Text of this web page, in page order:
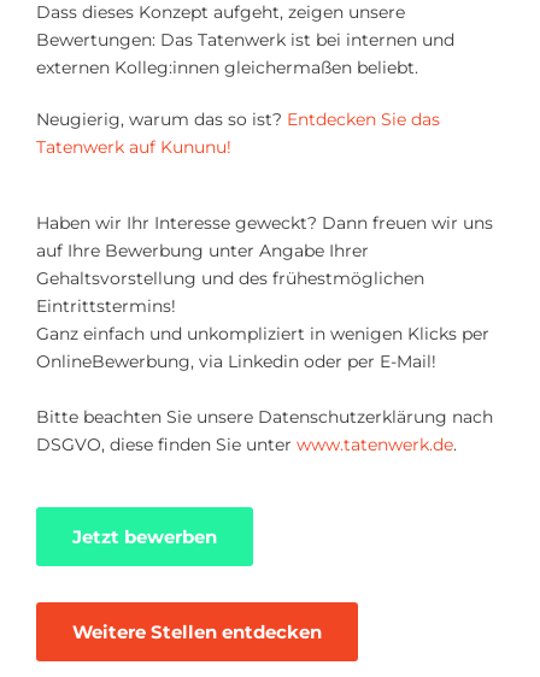
Dass dieses Konzept aufgeht, zeigen unsere
Bewertungen: Das Tatenwerk ist bei internen und
externen Kolleg:innen gleichermaßen beliebt.
Neugierig, warum das so ist? Entdecken Sie das
Tatenwerk auf Kununu!
Haben wir Ihr Interesse geweckt? Dann freuen wir uns
auf Ihre Bewerbung unter Angabe Ihrer
Gehaltsvorstellung und des frühestmöglichen
Eintrittstermins!
Ganz einfach und unkompliziert in wenigen Klicks per
OnlineBewerbung, via Linkedin oder per E-Mail!
Bitte beachten Sie unsere Datenschutzerklärung nach
DSGVO, diese finden Sie unter www.tatenwerk.de.
Jetzt bewerben
Weitere Stellen entdecken